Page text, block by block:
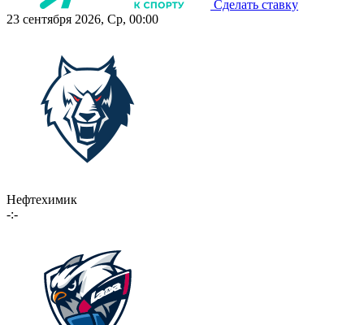
Сделать ставку
23 сентября 2026, Ср, 00:00
Нефтехимик
-:-